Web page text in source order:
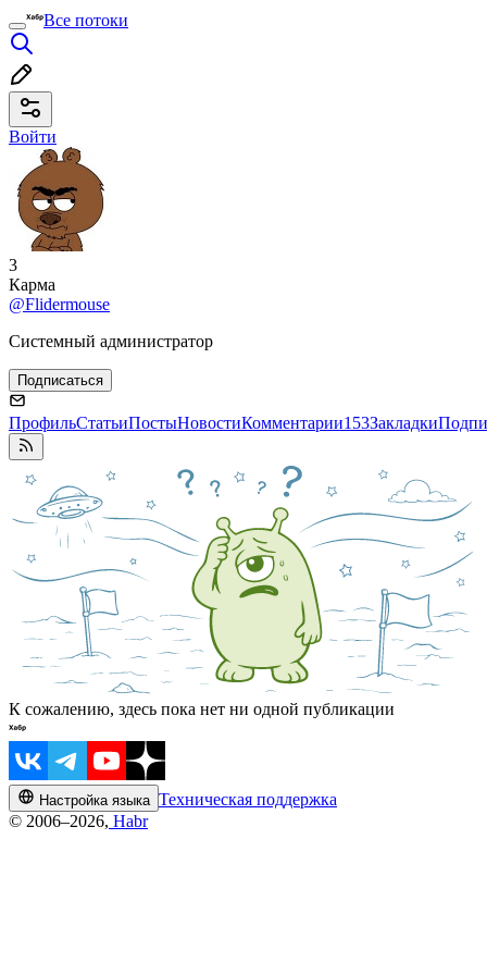
Все потоки
Войти
3
Карма
@Flidermouse
Системный администратор
Подписаться
ПрофильСтатьиПостыНовостиКомментарии153Закладки
К сожалению, здесь пока нет ни одной публикации
Настройка языка Техническая поддержка
© 2006–2026, Habr